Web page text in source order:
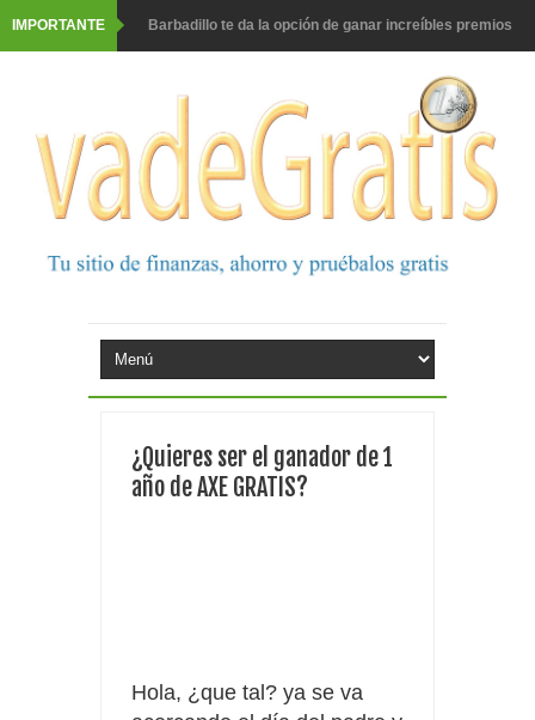
IMPORTANTE Barbadillo te da la opción de ganar increíbles premios
Prueba gratis Maison Perrier France
Gana premios Pokémon con Kellogg's
Corona te regala un velero inolvidable en velero y más
premios
productos
Fuze Tea regala 100 premios al día
¿Quieres ser el ganador de 1
año de AXE GRATIS?
Hola, ¿que tal? ya se va